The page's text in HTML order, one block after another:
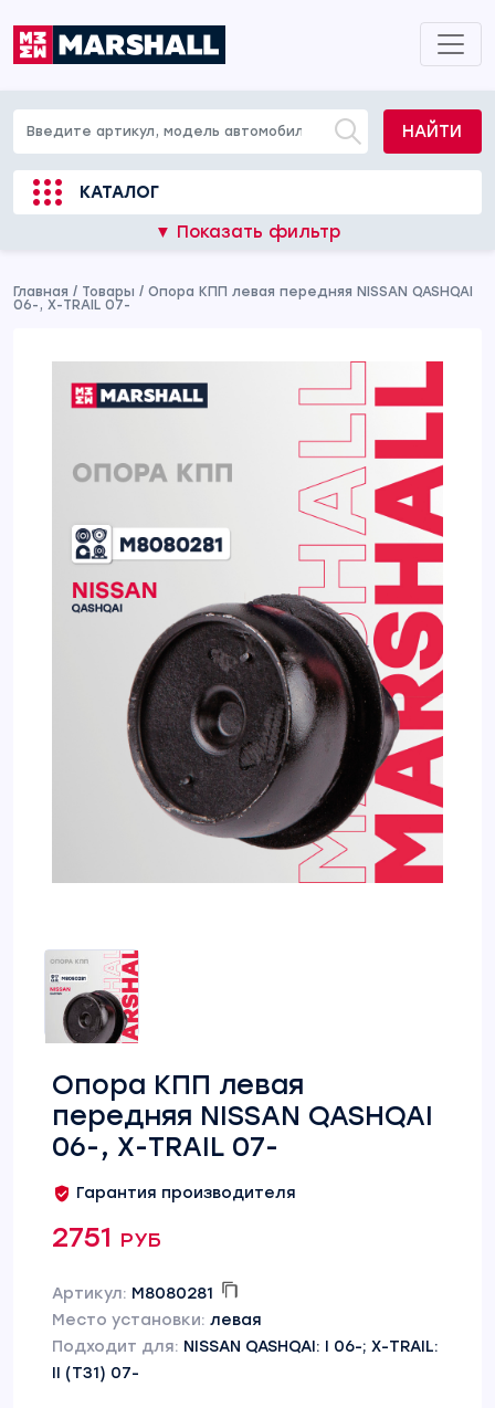
НАЙТИ
КАТАЛОГ
▼ Показать фильтр
Главная / Товары / Опора КПП левая передняя NISSAN QASHQAI
06-, X-TRAIL 07-
Опора КПП левая
передняя NISSAN QASHQAI
06-, X-TRAIL 07-
Гарантия производителя
2751 руб
Артикул: M8080281
Место установки: левая
Подходит для: NISSAN QASHQAI: I 06-; X-TRAIL:
II (T31) 07-